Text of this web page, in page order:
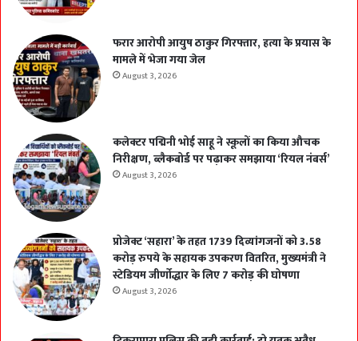
फरार आरोपी आयुष ठाकुर गिरफ्तार, हत्या के प्रयास के
मामले में भेजा गया जेल
August 3, 2026
कलेक्टर पद्मिनी भोई साहू ने स्कूलों का किया औचक
निरीक्षण, ब्लैकबोर्ड पर पढ़ाकर समझाया ‘रियल नंबर्स’
August 3, 2026
प्रोजेक्ट ‘सहारा’ के तहत 1739 दिव्यांगजनों को 3.58
करोड़ रुपये के सहायक उपकरण वितरित, मुख्यमंत्री ने
स्टेडियम जीर्णोद्धार के लिए 7 करोड़ की घोषणा
August 3, 2026